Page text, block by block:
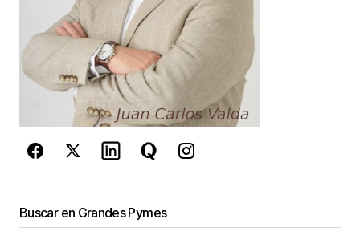
Este sitio esta protegido por
reCAPTCHA y laPolítica de
privacidady losTérminos del servicio
de Google se aplican.
Buscar en Grandes Pymes